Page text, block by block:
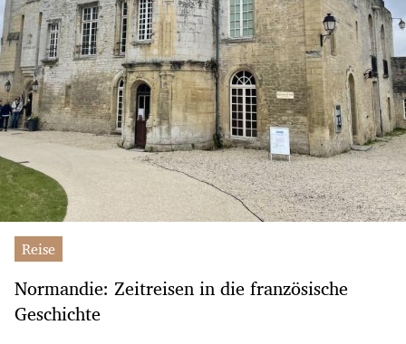
Reise
Normandie: Zeitreisen in die französische
Geschichte